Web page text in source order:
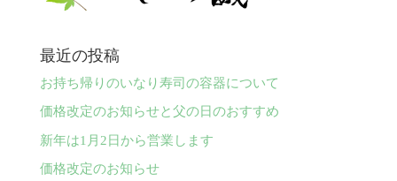
最近の投稿
お持ち帰りのいなり寿司の容器について
価格改定のお知らせと父の日のおすすめ
新年は1月2日から営業します
価格改定のお知らせ